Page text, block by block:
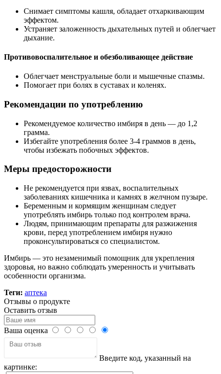
Снимает симптомы кашля, обладает отхаркивающим
эффектом.
Устраняет заложенность дыхательных путей и облегчает
дыхание.
Противовоспалительное и обезболивающее действие
Облегчает менструальные боли и мышечные спазмы.
Помогает при болях в суставах и коленях.
Рекомендации по употреблению
Рекомендуемое количество имбиря в день — до 1,2
грамма.
Избегайте употребления более 3-4 граммов в день,
чтобы избежать побочных эффектов.
Меры предосторожности
Не рекомендуется при язвах, воспалительных
заболеваниях кишечника и камнях в желчном пузыре.
Беременным и кормящим женщинам следует
употреблять имбирь только под контролем врача.
Людям, принимающим препараты для разжижения
крови, перед употреблением имбиря нужно
проконсультироваться со специалистом.
Имбирь — это незаменимый помощник для укрепления
здоровья, но важно соблюдать умеренность и учитывать
особенности организма.
Теги: аптека
Отзывы о продукте
Оставить отзыв
Ваша оценка
Введите код, указанный на
картинке: